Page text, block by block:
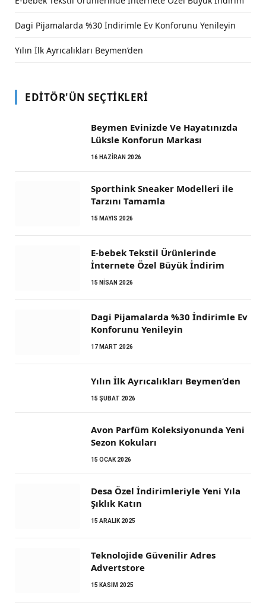
Dagi Pijamalarda %30 İndirimle Ev Konforunu Yenileyin
Yılın İlk Ayrıcalıkları Beymen’den
EDITÖR'ÜN SEÇTIKLERI
Beymen Evinizde Ve Hayatınızda
Lüksle Konforun Markası
16 HAZIRAN 2026
Sporthink Sneaker Modelleri ile
Tarzını Tamamla
15 MAYIS 2026
E-bebek Tekstil Ürünlerinde
İnternete Özel Büyük İndirim
15 NISAN 2026
Dagi Pijamalarda %30 İndirimle Ev
Konforunu Yenileyin
17 MART 2026
Yılın İlk Ayrıcalıkları Beymen’den
15 ŞUBAT 2026
Avon Parfüm Koleksiyonunda Yeni
Sezon Kokuları
15 OCAK 2026
Desa Özel İndirimleriyle Yeni Yıla
Şıklık Katın
15 ARALIK 2025
Teknolojide Güvenilir Adres
Advertstore
15 KASIM 2025